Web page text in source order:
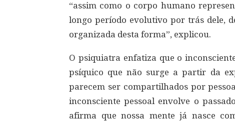
“assim como o corpo humano
longo período evolutivo por trás dele,
organizada desta forma”, explicou.
O psiquiatra enfatiza que o
psíquico que não surge a partir da
parecem ser compartilhados por
inconsciente pessoal envolve o
afirma que nossa mente já nasce